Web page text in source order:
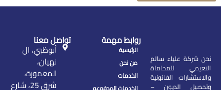
نحن شركة علياء سالم
النعيمي للمحاماة
والاستشارات القانونية
وتحصيل الديون –
روابط مهمة
الرئيسية
من نحن
الخدمات
تواصل معنا
أبوظبي، ال
نهيان،
المعمورة،
شرق 25، شارع